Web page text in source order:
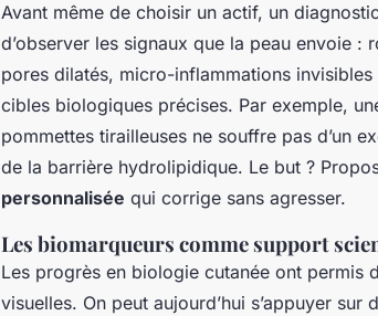
Avant même de choisir un actif, un
d’observer les signaux que la peau envoie
pores dilatés, micro-inflammations
cibles biologiques précises. Par exemple,
pommettes tirailleuses ne souffre pas d’un
de la barrière hydrolipidique. Le but ?
personnalisée qui corrige sans agresser.
Les biomarqueurs comme support
Les progrès en biologie cutanée ont permis
visuelles. On peut aujourd’hui s’appuyer